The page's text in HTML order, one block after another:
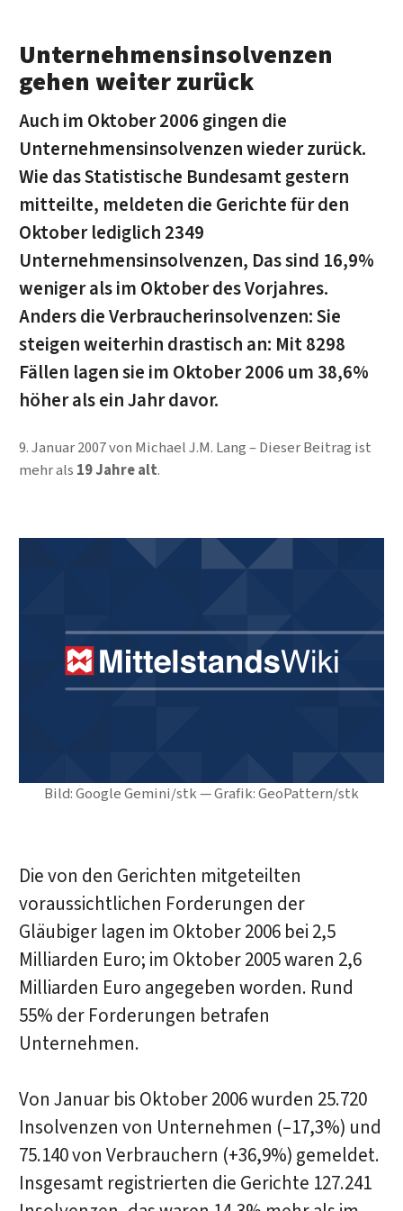
Bild: Google Gemini/stk — Grafik: GeoPattern/stk
Unternehmensinsolvenzen
gehen weiter zurück
Auch im Oktober 2006 gingen die
Unternehmensinsolvenzen wieder zurück.
Wie das Statistische Bundesamt gestern
mitteilte, meldeten die Gerichte für den
Oktober lediglich 2349
Unternehmensinsolvenzen, Das sind 16,9%
weniger als im Oktober des Vorjahres.
Anders die Verbraucherinsolvenzen: Sie
steigen weiterhin drastisch an: Mit 8298
Fällen lagen sie im Oktober 2006 um 38,6%
höher als ein Jahr davor.
9. Januar 2007von Michael J.M. Lang
Dieser Beitrag ist
mehr als 19 Jahre alt.
Die von den Gerichten mitgeteilten
voraussichtlichen Forderungen der
Gläubiger lagen im Oktober 2006 bei 2,5
Milliarden Euro; im Oktober 2005 waren 2,6
Milliarden Euro angegeben worden. Rund
55% der Forderungen betrafen
Unternehmen.
Von Januar bis Oktober 2006 wurden 25.720
Insolvenzen von Unternehmen (–17,3%) und
75.140 von Verbrauchern (+36,9%) gemeldet.
Insgesamt registrierten die Gerichte 127.241